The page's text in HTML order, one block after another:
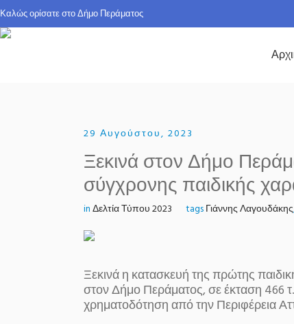
Καλώς ορίσατε στο Δήμο
29 Αυγούστου, 2023
Ξεκινά στον Δήμο
σύγχρονης παιδικής
inΔελτία Τύπου 2023 tagsΓιάννης Λαγουδάκης
Ξεκινά η κατασκευή της πρώτης
στον Δήμο Περάματος, σε έκταση 466
χρηματοδότηση από την Περιφέρεια